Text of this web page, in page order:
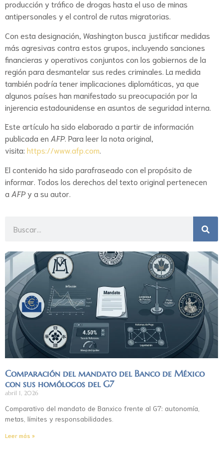
producción y tráfico de drogas hasta el uso de minas
antipersonales y el control de rutas migratorias.
Con esta designación, Washington busca justificar medidas
más agresivas contra estos grupos, incluyendo sanciones
financieras y operativos conjuntos con los gobiernos de la
región para desmantelar sus redes criminales. La medida
también podría tener implicaciones diplomáticas, ya que
algunos países han manifestado su preocupación por la
injerencia estadounidense en asuntos de seguridad interna.
Este artículo ha sido elaborado a partir de información
publicada en AFP. Para leer la nota original,
visita: https://www.afp.com.
El contenido ha sido parafraseado con el propósito de
informar. Todos los derechos del texto original pertenecen
a AFPy a su autor.
Comparación del mandato del Banco de México
con sus homólogos del G7
abril 1, 2026
Comparativo del mandato de Banxico frente al G7: autonomía,
metas, límites y responsabilidades.
Leer más »